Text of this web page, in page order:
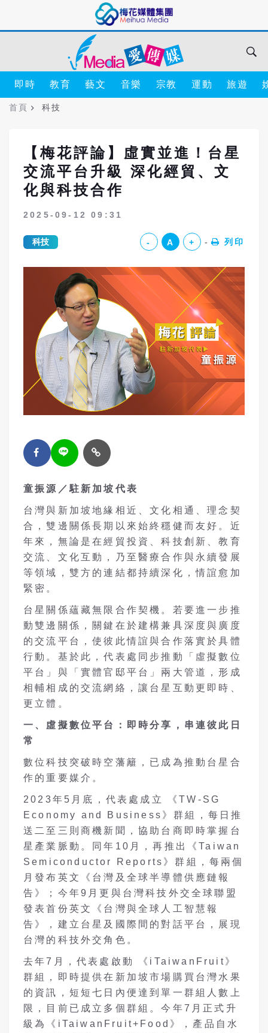
即時 教育 藝文 音樂 宗教 運動 旅遊
首頁 科技
【梅花評論】虛實並進！台星
交流平台升級 深化經貿、文
化與科技合作
2025-09-12 09:31
科技 - A + 列印
童振源／駐新加坡代表
台灣與新加坡地緣相近、文化相通、理念契
合，雙邊關係長期以來始終穩健而友好。近
年來，無論是在經貿投資、科技創新、教育
交流、文化互動，乃至醫療合作與永續發展
等領域，雙方的連結都持續深化，情誼愈加
緊密。
台星關係蘊藏無限合作契機。若要進一步推
動雙邊關係，關鍵在於建構兼具深度與廣度
的交流平台，使彼此情誼與合作落實於具體
行動。基於此，代表處同步推動「虛擬數位
平台」與「實體官邸平台」兩大管道，形成
相輔相成的交流網絡，讓台星互動更即時、
更立體。
一、虛擬數位平台：即時分享，串連彼此日
常
數位科技突破時空藩籬，已成為推動台星合
作的重要媒介。
2023年5月底，代表處成立 《TW-SG
Economy and Business》群組，每日推
送二至三則商機新聞，協助台商即時掌握台
星產業脈動。同年10月，再推出《Taiwan
Semiconductor Reports》群組，每兩個
月發布英文《台灣及全球半導體供應鏈報
告》；今年9月更與台灣科技外交全球聯盟
發表首份英文《台灣與全球人工智慧報
告》，建立台星及國際間的對話平台，展現
台灣的科技外交角色。
去年7月，代表處啟動 《iTaiwanFruit》
群組，即時提供在新加坡市場購買台灣水果
的資訊，短短七日內便達到單一群組人數上
限，目前已成立多個群組。今年7月正式升
級為《iTaiwanFruit+Food》，產品自水